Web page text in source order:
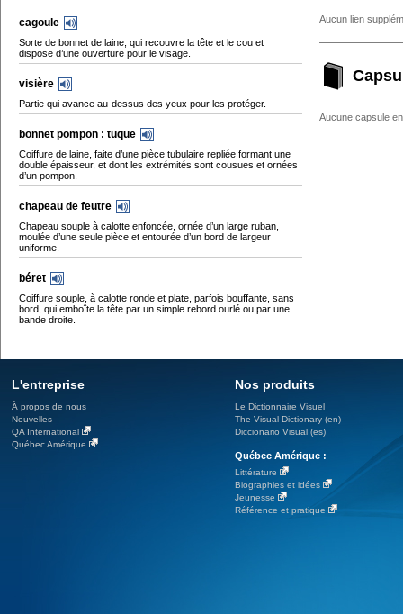
cagoule
Sorte de bonnet de laine, qui recouvre la tête et le cou et
dispose d’une ouverture pour le visage.
visière
Partie qui avance au-dessus des yeux pour les protéger.
bonnet pompon : tuque
Coiffure de laine, faite d’une pièce tubulaire repliée formant une
double épaisseur, et dont les extrémités sont cousues et ornées
d’un pompon.
chapeau de feutre
Chapeau souple à calotte enfoncée, ornée d’un large ruban,
moulée d’une seule pièce et entourée d’un bord de largeur
uniforme.
béret
Coiffure souple, à calotte ronde et plate, parfois bouffante, sans
bord, qui emboîte la tête par un simple rebord ourlé ou par une
bande droite.
Aucun lien
Aucune capsule
L'entreprise
À propos de nous
Nouvelles
QA International
Québec Amérique
Nos produits
Le Dictionnaire Visuel
The Visual Dictionary (en)
Diccionario Visual (es)
Québec Amérique :
Littérature
Biographies et idées
Jeunesse
Référence et pratique